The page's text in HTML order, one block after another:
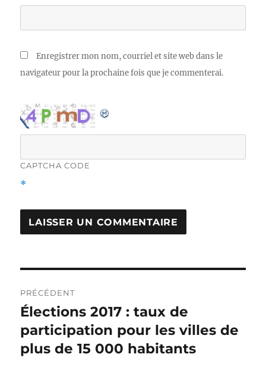
Enregistrer mon nom, courriel et site web dans le
navigateur pour la prochaine fois que je commenterai.
CAPTCHA CODE
*
de
l'article
PRÉCÉDENT
Article
précédent :
Élections 2017 : taux de
participation pour les villes de
plus de 15 000 habitants